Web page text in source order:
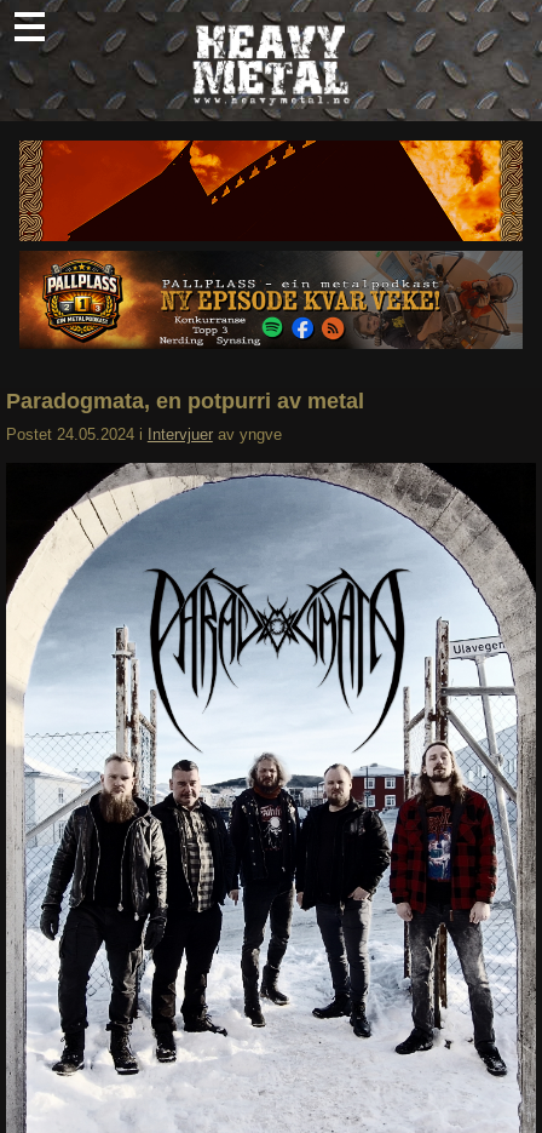
Skip
to
content
Nyheter
Omtaler
Om oss
Abonner
Søk
Paradogmata, en potpurri av metal
Postet 24.05.2024 i Intervjuer av yngve